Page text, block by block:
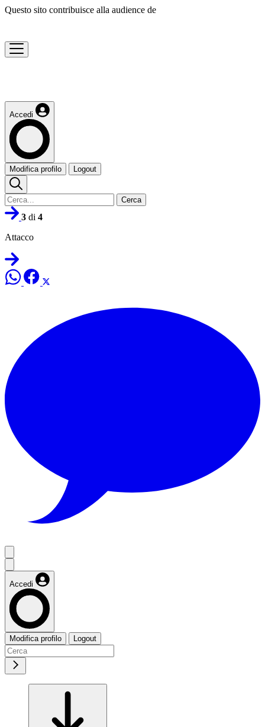
Questo sito contribuisce alla audience de
Accedi
Modifica profilo Logout
Cerca
3 di 4
Attacco
Accedi
Modifica profilo Logout